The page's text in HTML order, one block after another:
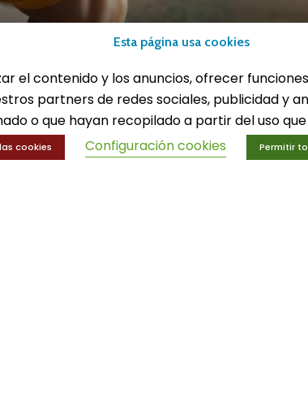
física
y educación física
Gimnasio
Ofertas
Trofeos y
Esta página usa cookies
el contenido y los anuncios, ofrecer
partners de redes sociales, publicidad y
o que hayan recopilado a partir del uso
cookies Configuración cookies Permitir